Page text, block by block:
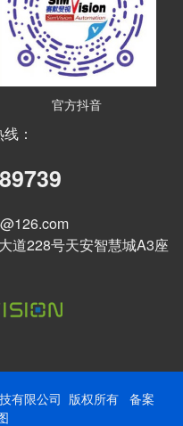
官方抖音
：
道228号天安智慧城A3座
有限公司 版权所有 备案